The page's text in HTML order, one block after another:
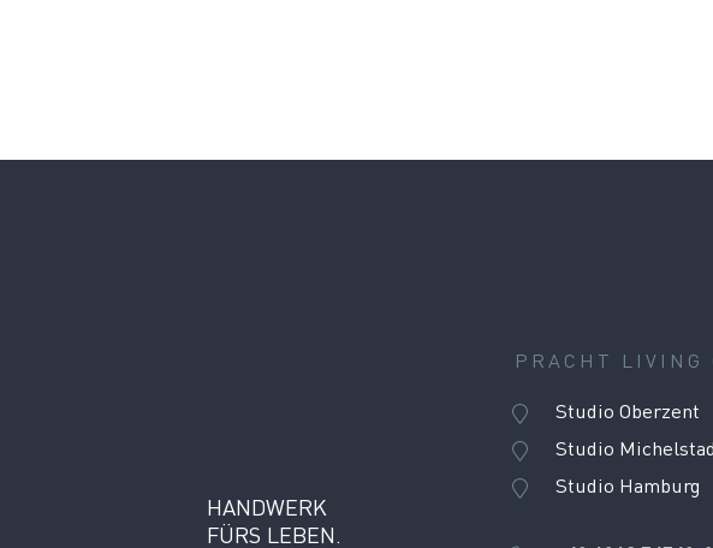
HANDWERK
FÜRS LEBEN.
PRACHT LIVING
Studio Oberzent
Studio
Studio Hamburg